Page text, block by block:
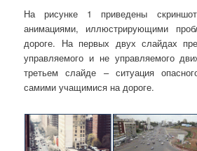
На рисунке 1 приведены
анимациями, иллюстрирующими
дороге. На первых двух слайдах
управляемого и не управляемого
третьем слайде – ситуация
самими учащимися на дороге.